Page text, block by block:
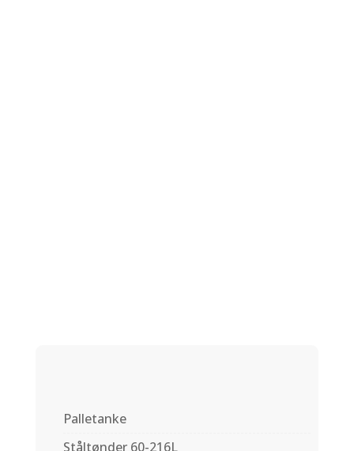
Palletanke
Ståltønder 60-216L